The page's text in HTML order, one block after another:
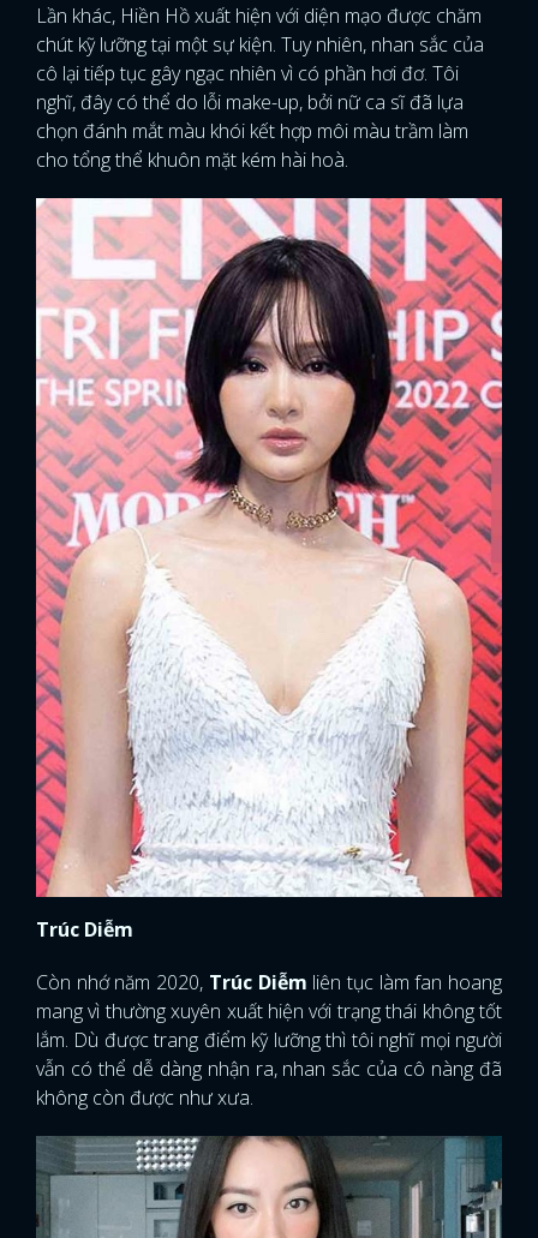
Lần khác, Hiền Hồ xuất hiện với diện mạo được chăm
chút kỹ lưỡng tại một sự kiện. Tuy nhiên, nhan sắc của
cô lại tiếp tục gây ngạc nhiên vì có phần hơi đơ. Tôi
nghĩ, đây có thể do lỗi make-up, bởi nữ ca sĩ đã lựa
chọn đánh mắt màu khói kết hợp môi màu trầm làm
cho tổng thể khuôn mặt kém hài hoà.
Trúc Diễm
Còn nhớ năm 2020, Trúc Diễm liên tục làm fan hoang
mang vì thường xuyên xuất hiện với trạng thái không tốt
lắm. Dù được trang điểm kỹ lưỡng thì tôi nghĩ mọi người
vẫn có thể dễ dàng nhận ra, nhan sắc của cô nàng đã
không còn được như xưa.